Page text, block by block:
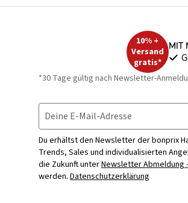
10% +
Versand
gratis*
Mit
*30 Tage gültig nach Newsletter-
Deine E-Mail-Adresse
Du erhältst den Newsletter der bonprix
Trends, Sales und individualisierten
die Zukunft unterNewsletter Abmeldung
werden. Datenschutzerklärung